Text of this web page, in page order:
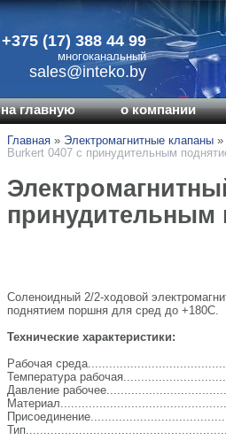
+375 (17) 388 44 99
многоканальный
sales@inteko.by
на главную о компании
Главная » Электромагнитные клапаны »
Burkert 0407 с принудительным
принудительным
Соленоидный 2/2-ходовой
поднятием поршня для сред до +180С.
Технические характеристики:
Рабочая
Температура
Давление